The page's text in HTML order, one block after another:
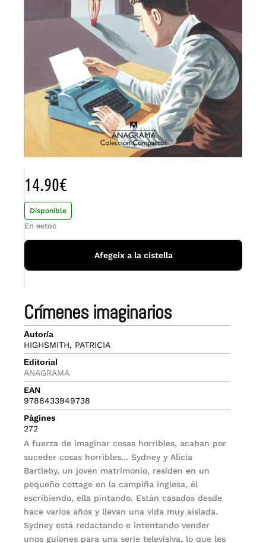
crímenes imaginarios
Autor/a
HIGHSMITH, PATRICIA
Editorial
ANAGRAMA
EAN
9788433949738
Pàgines
272
A fuerza de imaginar cosas horribles, acaban por
suceder cosas horribles… Sydney y Alicia
Bartleby, un joven matrimonio, residen en un
pequeño cottage en la campiña inglesa, él
escribiendo, ella pintando. Están casa­dos desde
hace varios años y llevan una vida muy aislada.
Sydney está redactando e intentando vender
unos guiones para una serie televisiva, lo que les
14.90€
Disponible
En estoc
Afegeix a la cistella